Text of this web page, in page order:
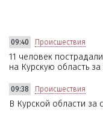
09:40 Происшествия
11 человек
на Курскую область за
09:38 Происшествия
В Курской области за